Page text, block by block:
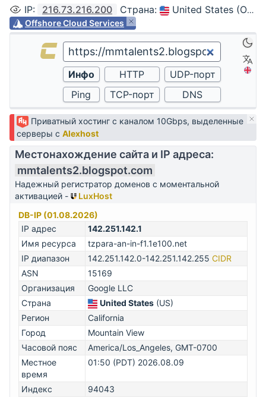
IP: 216.73.216.200 Страна: United States (Ohio, Columbus)
Offshore Cloud Services
Приватный хостинг с каналом 10Gbps, выделенные
серверы с Alexhost
Местонахождение сайта и IP адреса:
mmtalents2.blogspot.com
Надежный регистратор доменов с моментальной
активацией -
LuxHost
DB-IP (01.08.2026)
IP адрес
142.251.142.1
Имя ресурса
tzpara-an-in-f1.1e100.net
IP диапазон
142.251.142.0-142.251.142.255 CIDR
ASN
15169
Организация
Google LLC
Страна
United States (US)
Регион
California
Город
Mountain View
Часовой пояс
America/Los_Angeles, GMT-0700
Местное
время
01:50 (PDT) 2026.08.09
Индекс
94043